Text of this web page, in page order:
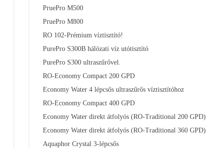
PruePro M500
PruePro M800
RO 102-Prémium víztisztító!
PurePro S300B hálózati víz utótisztító
PurePro S300 ultraszűrővel.
RO-Economy Compact 200 GPD
Economy Water 4 lépcsős ultraszűrős víztisztítóhoz
RO-Economy Compact 400 GPD
Economy Water direkt átfolyós (RO-Traditional 200 GPD)
Economy Water direkt átfolyós (RO-Traditional 360 GPD)
Aquaphor Crystal 3-lépcsős